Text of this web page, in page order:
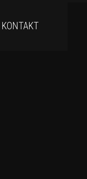
KONTAKT